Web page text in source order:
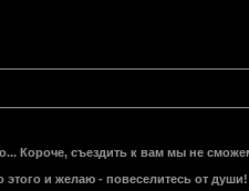
Короче, съездить к вам мы не
этого и желаю - повеселитесь от души!